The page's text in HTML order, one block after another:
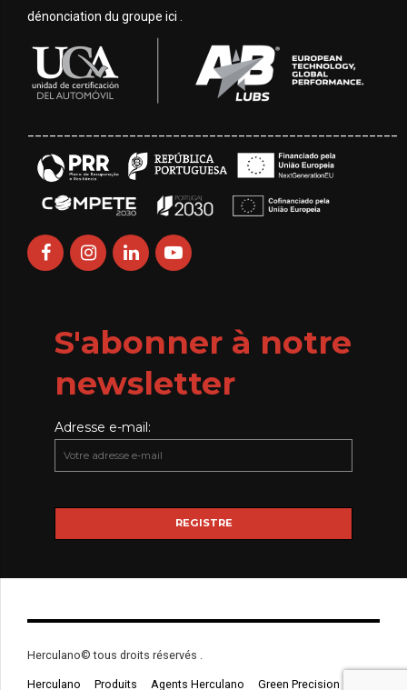
dénonciation du groupe ici .
S'abonner à notre
newsletter
Adresse e-mail:
Herculano© tous droits réservés .
Herculano Produits Agents Herculano Green Precision